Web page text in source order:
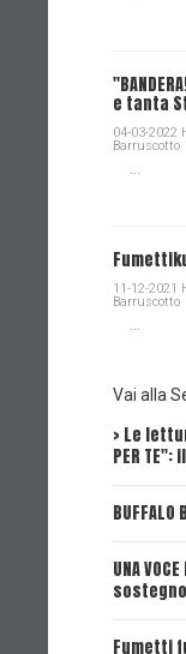
e tanta
04-03-2022
Barruscotto
...
11-12-2021
Barruscotto
...
Vai alla
> Le
PER
BUFFALO
UNA
Fumetti